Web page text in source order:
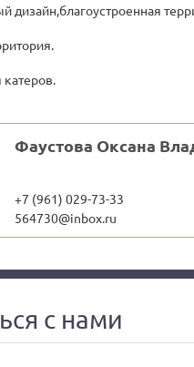
дизайн,благоустроенная
катеров.
Фаустова Оксана
+7 (961) 029-73-33
564730@inbox.ru
с нами